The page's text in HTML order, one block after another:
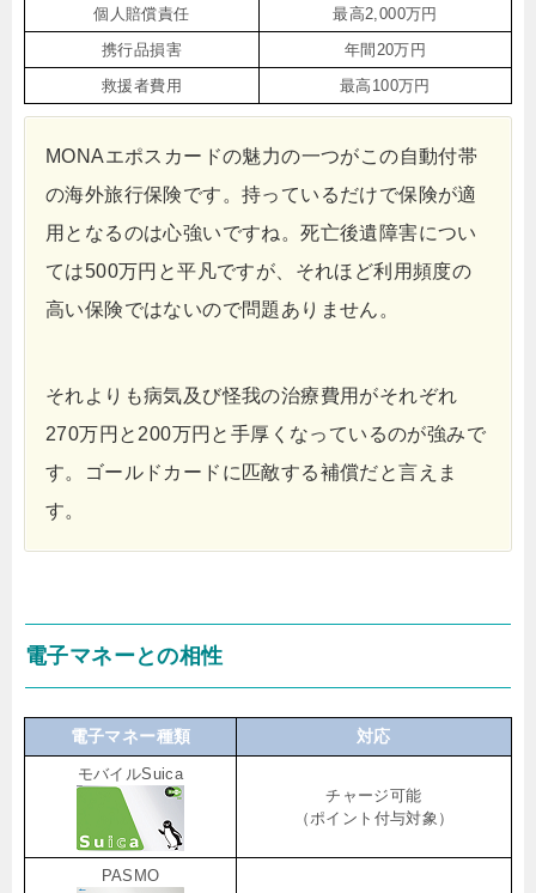
個人賠償責任
最高2,000万円
携行品損害
年間20万円
救援者費用
最高100万円
MONAエポスカードの魅力の一つがこの自動付帯
の海外旅行保険です。持っているだけで保険が適
用となるのは心強いですね。死亡後遺障害につい
ては500万円と平凡ですが、それほど利用頻度の
高い保険ではないので問題ありません。
それよりも病気及び怪我の治療費用がそれぞれ
270万円と200万円と手厚くなっているのが強みで
す。ゴールドカードに匹敵する補償だと言えま
す。
電子マネーとの相性
電子マネー種類 対応
モバイルSuica
チャージ可能
（ポイント付与対象）
PASMO